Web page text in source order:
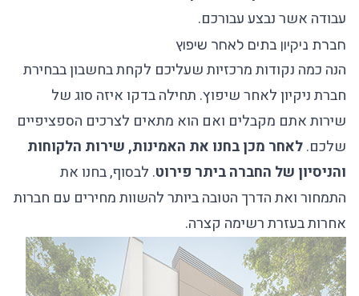
עבודה אשר נבצע עבורכם.
חברת ניקיון בתים לאחר שיפוץ
הנה כמה נקודות מרכזיות שעליכם לקחת בחשבון בבחירת
חברת ניקיון לאחר שיפוץ. תחילה בדקו איזה סוג של
שירות אתם מקבלים ואם הוא מתאים לצרכים הספציפיים
שלכם.לאחר מכן בחנו את האמינות, שירות הלקוחות
והניסיון של החברה ביתר פירוט. לבסוף, בחנו את
התמחור ואת הדרך הטובה ביותר להשוות מחירים עם חברות
אחרות בעזרת רשימה קצרה.